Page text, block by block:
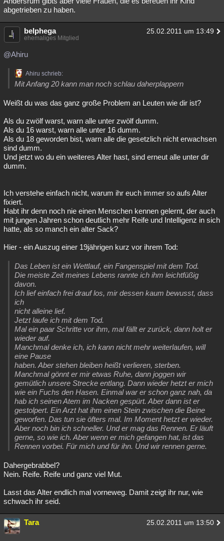
abgetrieben zu haben.
belphega 25.02.2011 um 13:49
ehemaliges Mitglied
@Ahiru
Ahiru schrieb:
Mit Anfang 20 kann man noch schlau daherplappern
Weißt du was das ganz große Problem an Leuten wie dir ist?
Als du zwölf warst, warn alle unter zwölf dumm.
Als du 16 warst, warn alle unter 16 dumm.
Als du 18 geworden bist, warn alle die gesetzlich nicht erwachsen
sind dumm.
Und jetzt wo du ein weiteres Alter hast, sind erneut alle unter dir
dumm.
Ich verstehe einfach nicht, warum ihr euch immer so aufs Alter
fixiert.
Habt ihr denn noch nie einen Menschen kennen gelernt, der auch
mit jungen Jahren schon deutlich mehr Reife und Intelligenz in sich
hatte, als so manch ein alter Sack?
Hier - ein Auszug einer 19jährigen kurz vor ihrem Tod:
Das Leben ist ein Wettlauf, ein Fangenspiel mit dem Tod.
Die meiste Zeit meines Lebens rannte ich ihm leichtfüßig
davon.
Ich lief einfach frei drauf los, mir dessen kaum bewusst, dass
ich
nicht alleine lief.
Jetzt laufe ich mit dem Tod.
Mal ein paar Schritte vor ihm, mal fällt er zurück, dann holt er
wieder auf.
Manchmal denke ich, ich kann nicht mehr weiterlaufen, will
eine Pause
haben. Aber stehen bleiben heißt verlieren, sterben.
Manchmal gönnt er mir etwas Ruhe, dann joggen wir
gemütlich unsere Strecke entlang. Dann wieder hetzt er mich
wie ein Fuchs den Hasen. Einmal war er schon ganz nah, da
hab ich seinen Atem im Nacken gespürt. Aber dann ist er
gestolpert. Ein Arzt hat ihm einen Stein zwischen die Beine
geworfen. Das tun sie öfters mal. Im Moment hetzt er wieder.
Aber noch bin ich schneller. Und er mag das Rennen. Er läuft
gerne, so wie ich. Aber wenn er mich gefangen hat, ist das
Rennen vorbei. Für mich und für ihn. Und wir rennen gerne.
Dahergebrabbel?
Nein. Reife. Reife und ganz viel Mut.
Lasst das Alter endlich mal vorneweg. Damit zeigt ihr nur, wie
schwach ihr seid.
Tara 25.02.2011 um 13:50